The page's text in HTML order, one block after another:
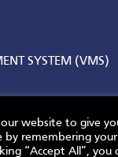
SYSTEM (VMS)
website to give
by remembering
“Accept All”,